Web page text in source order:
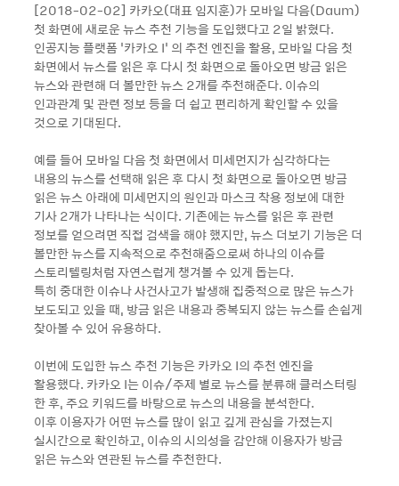
[2018-02-02] 카카오(대표 임지훈)가 모바일 다음(Daum)
첫 화면에 새로운 뉴스 추천 기능을 도입했다고 2일 밝혔다.
인공지능 플랫폼 ‘카카오 I’ 의 추천 엔진을 활용, 모바일 다음 첫
화면에서 뉴스를 읽은 후 다시 첫 화면으로 돌아오면 방금 읽은
뉴스와 관련해 더 볼만한 뉴스 2개를 추천해준다. 이슈의
인과관계 및 관련 정보 등을 더 쉽고 편리하게 확인할 수 있을
것으로 기대된다.
예를 들어 모바일 다음 첫 화면에서 미세먼지가 심각하다는
내용의 뉴스를 선택해 읽은 후 다시 첫 화면으로 돌아오면 방금
읽은 뉴스 아래에 미세먼지의 원인과 마스크 착용 정보에 대한
기사 2개가 나타나는 식이다. 기존에는 뉴스를 읽은 후 관련
정보를 얻으려면 직접 검색을 해야 했지만, 뉴스 더보기 기능은 더
볼만한 뉴스를 지속적으로 추천해줌으로써 하나의 이슈를
스토리텔링처럼 자연스럽게 챙겨볼 수 있게 돕는다.
특히 중대한 이슈나 사건사고가 발생해 집중적으로 많은 뉴스가
보도되고 있을 때, 방금 읽은 내용과 중복되지 않는 뉴스를 손쉽게
찾아볼 수 있어 유용하다.
이번에 도입한 뉴스 추천 기능은 카카오 I의 추천 엔진을
활용했다. 카카오 I는 이슈/주제 별로 뉴스를 분류해 클러스터링
한 후, 주요 키워드를 바탕으로 뉴스의 내용을 분석한다.
이후 이용자가 어떤 뉴스를 많이 읽고 깊게 관심을 가졌는지
실시간으로 확인하고, 이슈의 시의성을 감안해 이용자가 방금
읽은 뉴스와 연관된 뉴스를 추천한다.